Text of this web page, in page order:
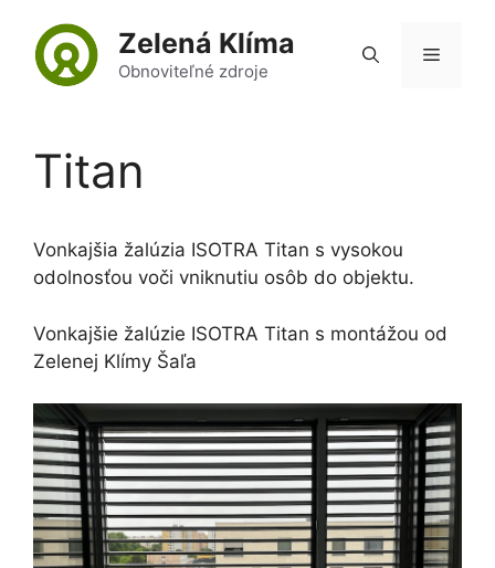
obsah
Zelená Klíma
Obnoviteľné zdroje
Menu
Titan
Vonkajšia žalúzia ISOTRA Titan s vysokou
odolnosťou voči vniknutiu osôb do objektu.
Vonkajšie žalúzie ISOTRA Titan s montážou od
Zelenej Klímy Šaľa